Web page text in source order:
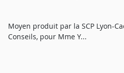
Moyen produit par la SCP Lyon-
Conseils, pour Mme Y...